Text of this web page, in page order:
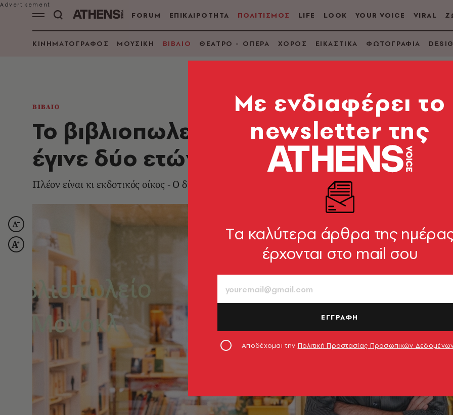
FORUM ΕΠΙΚΑΙΡΟΤΗΤΑ ΠΟΛΙΤΙΣΜΟΣ LIFE LOOK YOUR VOICE VIRAL
ΚΙΝΗΜΑΤΟΓΡΑΦΟΣ ΜΟΥΣΙΚΗ ΒΙΒΛΙΟ ΘΕΑΤΡΟ - ΟΠΕΡΑ ΧΟΡΟΣ ΕΙΚΑΣΤΙΚΑ ΦΩΤΟΓΡΑΦΙΑ
ΒΙΒΛΙΟ
Το βιβλιοπωλείο «Μονόκλ» στη
έγινε δύο ετών
Πλέον είναι κι εκδοτικός οίκος - Ο δημιουργός του Αντώνης Τσόκος μιλάει στην Athens Voice
Mε ενδιαφέρει το
newsletter της
Tα καλύτερα άρθρα της
έρχονται στο mail σου
ΕΓΓΡΑΦΗ
Αποδέχομαι την Πολιτική Προστασίας Προσωπικών